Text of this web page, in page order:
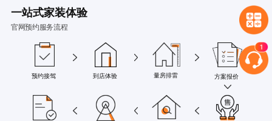
一站式家装体验
官网预约服务流程
预约接驾 到店体验 量房排雷 方案报价